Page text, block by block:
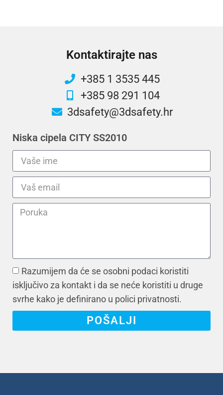
Kontaktirajte nas
+385 1 3535 445
+385 98 291 104
3dsafety@3dsafety.hr
Niska cipela CITY SS2010
Razumijem da će se osobni podaci koristiti
isključivo za kontakt i da se neće koristiti u druge
svrhe kako je definirano u polici privatnosti.
POŠALJI